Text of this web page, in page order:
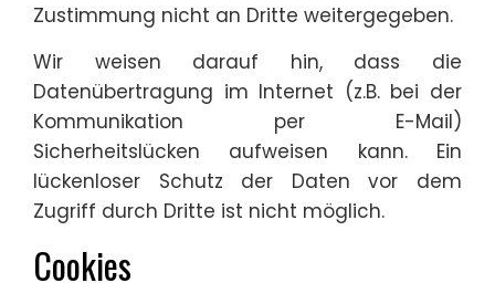
Zustimmung nicht an Dritte weitergegeben.
Wir weisen darauf hin, dass die
Datenübertragung im Internet (z.B. bei der
Kommunikation per E-Mail)
Sicherheitslücken aufweisen kann. Ein
lückenloser Schutz der Daten vor dem
Zugriff durch Dritte ist nicht möglich.
Cookies